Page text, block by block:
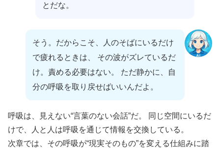
とだな。
そう。だからこそ、人のそばにいるだけ
で疲れるときは、 その波がズレているだ
け。責める必要はない。 ただ静かに、自
分の呼吸を取り戻せばいいんだよ。
呼吸は、見えない“言葉のない会話”だ。 同じ空間にいるだ
けで、人と人は呼吸を通じて情報を交換している。
次章では、その呼吸が“現実そのもの”を変える仕組みに踏